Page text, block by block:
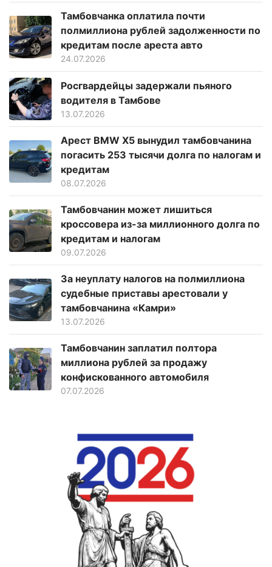
Тамбовчанка оплатила почти
полмиллиона рублей задолженности по
кредитам после ареста авто
24.07.2026
Росгвардейцы задержали пьяного
водителя в Тамбове
13.07.2026
Арест BMW X5 вынудил тамбовчанина
погасить 253 тысячи долга по налогам и
кредитам
08.07.2026
Тамбовчанин может лишиться
кроссовера из-за миллионного долга по
кредитам и налогам
09.07.2026
За неуплату налогов на полмиллиона
судебные приставы арестовали у
тамбовчанина «Камри»
13.07.2026
Тамбовчанин заплатил полтора
миллиона рублей за продажу
конфискованного автомобиля
07.07.2026